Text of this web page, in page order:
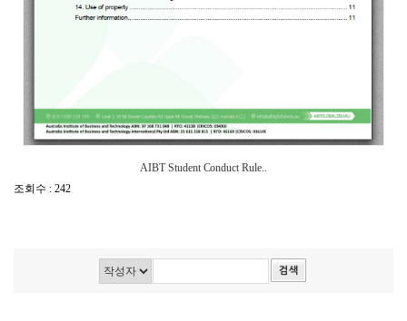
AIBT Student Conduct Rule..
조회수 : 242